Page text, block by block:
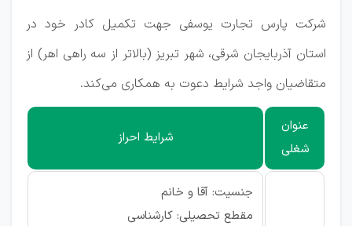
شرکت پارس تجارت یوسفی جهت تکمیل کادر خود در
استان آذربایجان شرقی، شهر تبریز (بالاتر از سه راهی اهر) از
متقاضیان واجد شرایط دعوت به همکاری می‌کند.
عنوان
شغلی
شرایط احراز
جنسیت: آقا و خانم
مقطع تحصیلی: کارشناسی